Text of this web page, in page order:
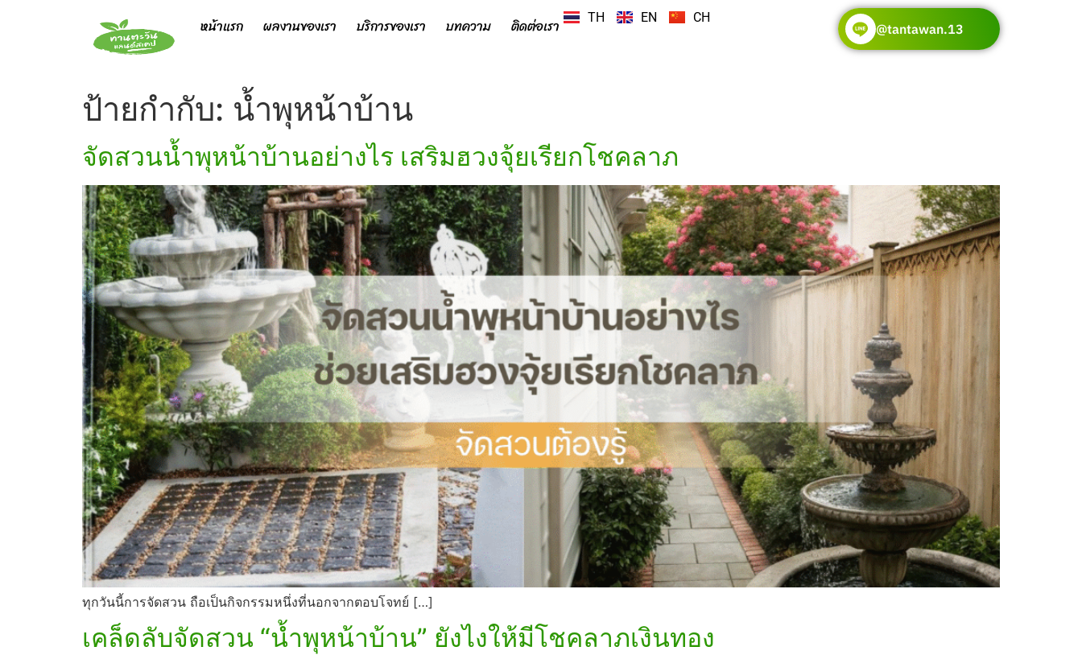
หน้าแรก ผลงานของเรา บริการของเรา บทความ ติดต่อเรา TH EN CH
@tantawan.13
ป้ายกำกับ: น้ำพุหน้าบ้าน
จัดสวนน้ำพุหน้าบ้านอย่างไร เสริมฮวงจุ้ยเรียกโชคลาภ
ทุกวันนี้การจัดสวน ถือเป็นกิจกรรมหนึ่งที่นอกจากตอบโจทย์ […]
เคล็ดลับจัดสวน “น้ำพุหน้าบ้าน” ยังไงให้มีโชคลาภเงินทอง